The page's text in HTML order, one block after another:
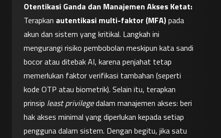
Otentikasi Ganda dan Manajemen Akses Ketat:
Terapkan autentikasi multi-faktor (MFA) pada
akun dan sistem yang kritikal. Langkah ini
mengurangi risiko pembobolan meskipun kata sandi
bocor atau ditebak AI, karena penjahat tetap
memerlukan faktor verifikasi tambahan (seperti
kode OTP atau biometrik). Selain itu, terapkan
prinsip least privilege dalam manajemen akses: beri
hak akses minimal yang diperlukan kepada setiap
pengguna dalam sistem. Dengan begitu, jika satu